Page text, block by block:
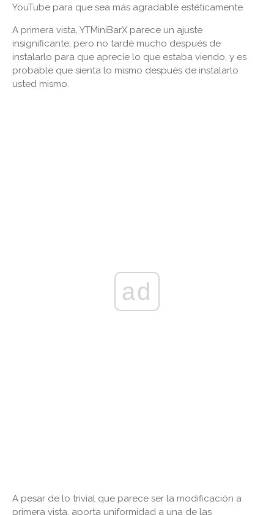
YouTube para que sea más agradable estéticamente.
A primera vista, YTMiniBarX parece un ajuste
insignificante; pero no tardé mucho después de
instalarlo para que aprecie lo que estaba viendo, y es
probable que sienta lo mismo después de instalarlo
usted mismo.
ad
A pesar de lo trivial que parece ser la modificación a
primera vista, aporta uniformidad a una de las